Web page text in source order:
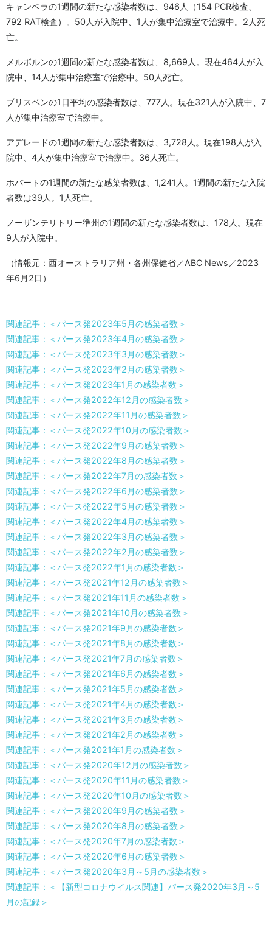
キャンベラの1週間の新たな感染者数は、946人（154 PCR検査、
792 RAT検査）。50人が入院中、1人が集中治療室で治療中。2人死
亡。
メルボルンの1週間の新たな感染者数は、8,669人。現在464人が入
院中、14人が集中治療室で治療中。50人死亡。
ブリスベンの1日平均の感染者数は、777人。現在321人が入院中、7
人が集中治療室で治療中。
アデレードの1週間の新たな感染者数は、3,728人。現在198人が入
院中、4人が集中治療室で治療中。36人死亡。
ホバートの1週間の新たな感染者数は、1,241人。1週間の新たな入院
者数は39人。1人死亡。
ノーザンテリトリー準州の1週間の新たな感染者数は、178人。現在
9人が入院中。
（情報元：西オーストラリア州・各州保健省／ABC News／2023
年6月2日）
関連記事：＜パース発2023年5月の感染者数＞
関連記事：＜パース発2023年4月の感染者数＞
関連記事：＜パース発2023年3月の感染者数＞
関連記事：＜パース発2023年2月の感染者数＞
関連記事：＜パース発2023年1月の感染者数＞
関連記事：＜パース発2022年12月の感染者数＞
関連記事：＜パース発2022年11月の感染者数＞
関連記事：＜パース発2022年10月の感染者数＞
関連記事：＜パース発2022年9月の感染者数＞
関連記事：＜パース発2022年8月の感染者数＞
関連記事：＜パース発2022年7月の感染者数＞
関連記事：＜パース発2022年6月の感染者数＞
関連記事：＜パース発2022年5月の感染者数＞
関連記事：＜パース発2022年4月の感染者数＞
関連記事：＜パース発2022年3月の感染者数＞
関連記事：＜パース発2022年2月の感染者数＞
関連記事：＜パース発2022年1月の感染者数＞
関連記事：＜パース発2021年12月の感染者数＞
関連記事：＜パース発2021年11月の感染者数＞
関連記事：＜パース発2021年10月の感染者数＞
関連記事：＜パース発2021年9月の感染者数＞
関連記事：＜パース発2021年8月の感染者数＞
関連記事：＜パース発2021年7月の感染者数＞
関連記事：＜パース発2021年6月の感染者数＞
関連記事：＜パース発2021年5月の感染者数＞
関連記事：＜パース発2021年4月の感染者数＞
関連記事：＜パース発2021年3月の感染者数＞
関連記事：＜パース発2021年2月の感染者数＞
関連記事：＜パース発2021年1月の感染者数＞
関連記事：＜パース発2020年12月の感染者数＞
関連記事：＜パース発2020年11月の感染者数＞
関連記事：＜パース発2020年10月の感染者数＞
関連記事：＜パース発2020年9月の感染者数＞
関連記事：＜パース発2020年8月の感染者数＞
関連記事：＜パース発2020年7月の感染者数＞
関連記事：＜パース発2020年6月の感染者数＞
関連記事：＜パース発2020年3月～5月の感染者数＞
関連記事：＜【新型コロナウイルス関連】パース発2020年3月～5
月の記録＞